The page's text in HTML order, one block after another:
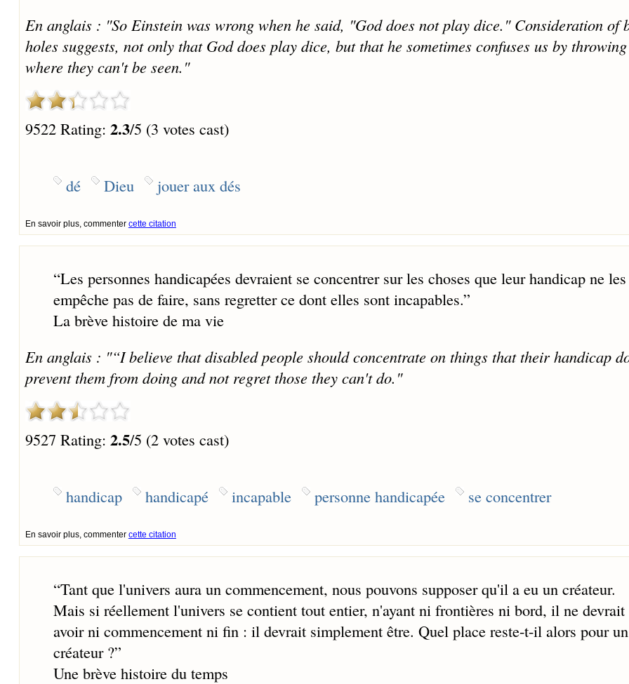
En anglais : "So Einstein was wrong when he said, "God does not play dice." Consideration of
holes suggests, not only that God does play dice, but that he sometimes confuses us by
where they can't be seen."
9522 Rating: 2.3/5 (3 votes cast)
dé Dieu jouer aux dés
En savoir plus, commenter cette citation
“Les personnes handicapées devraient se concentrer sur les choses que leur handicap ne les
empêche pas de faire, sans regretter ce dont elles sont incapables.”
La brève histoire de ma vie
En anglais : "“I believe that disabled people should concentrate on things that their handicap
prevent them from doing and not regret those they can't do."
9527 Rating: 2.5/5 (2 votes cast)
handicap handicapé incapable personne handicapée se concentrer
En savoir plus, commenter cette citation
“Tant que l'univers aura un commencement, nous pouvons supposer qu'il a eu un créateur.
Mais si réellement l'univers se contient tout entier, n'ayant ni frontières ni bord, il ne devrait
avoir ni commencement ni fin : il devrait simplement être. Quel place reste-t-il alors pour un
créateur ?”
Une brève histoire du temps